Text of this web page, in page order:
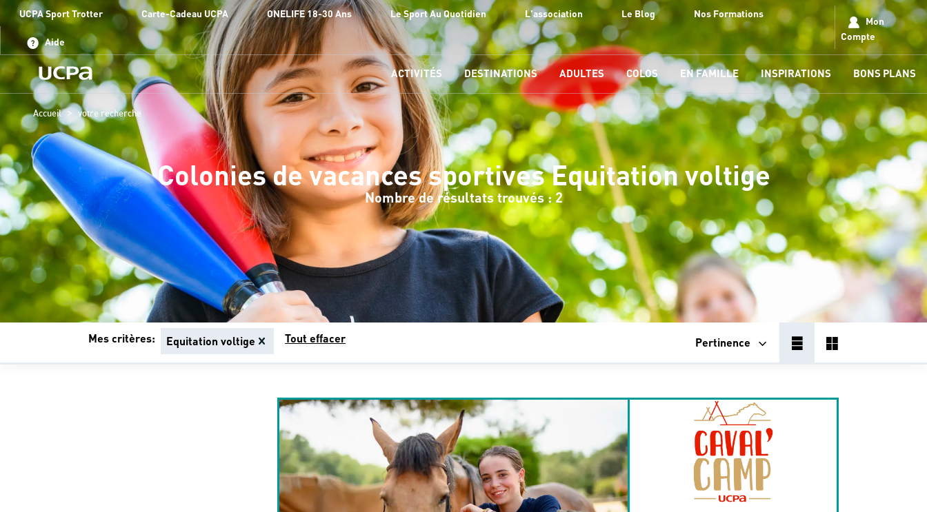
UCPA Sport Trotter Carte-Cadeau UCPA ONELIFE 18-30 Ans Le Sport Au Quotidien L'association Le Blog Nos Formations
Aide
Mon
Compte
ACTIVITÉS DESTINATIONS ADULTES COLOS EN FAMILLE INSPIRATIONS BONS PLANS
Accueil > votre recherche
Colonies de vacances sportives Equitation voltige
Nombre de résultats trouvés : 2
Mes critères: Equitation voltige Tout effacer Pertinence